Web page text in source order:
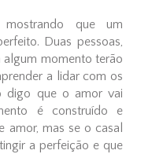
que um
Duas pessoas,
momento terão
a lidar com os
digo que o amor vai
é construído e
mas se o casal
a perfeição e que